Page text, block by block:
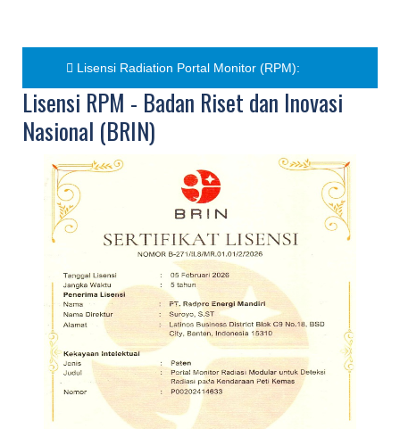
Lisensi Radiation Portal Monitor (RPM):
Lisensi RPM - Badan Riset dan Inovasi
Nasional (BRIN)